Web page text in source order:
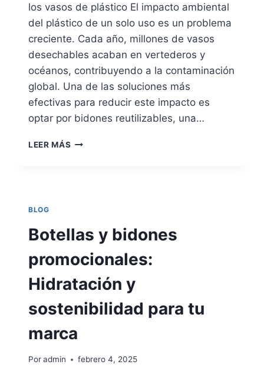
los vasos de plástico El impacto ambiental
del plástico de un solo uso es un problema
creciente. Cada año, millones de vasos
desechables acaban en vertederos y
océanos, contribuyendo a la contaminación
global. Una de las soluciones más
efectivas para reducir este impacto es
optar por bidones reutilizables, una…
LEER MÁS LA
REGALO
PROMOCIONAL
SOSTENIBLE
BLOG
Botellas y bidones
promocionales:
Hidratación y
sostenibilidad para tu
marca
Poradmin febrero 4, 2025